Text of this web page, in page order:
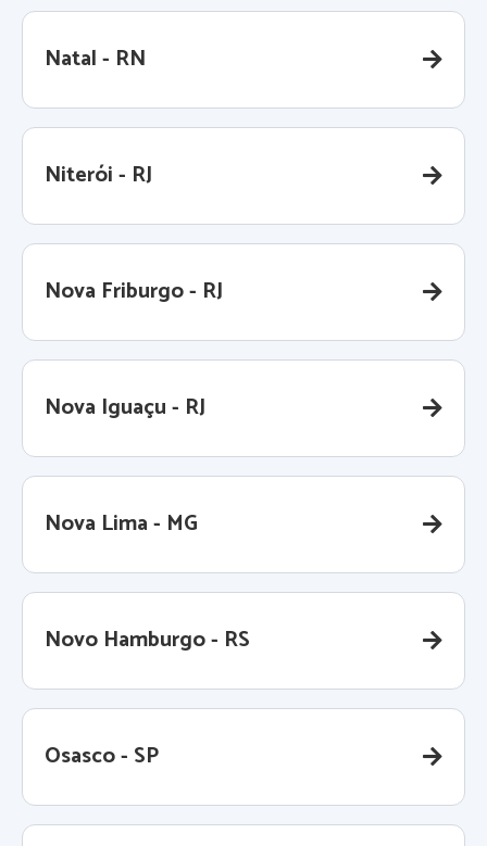
Natal - RN
Niterói - RJ
Nova Friburgo - RJ
Nova Iguaçu - RJ
Nova Lima - MG
Novo Hamburgo - RS
Osasco - SP